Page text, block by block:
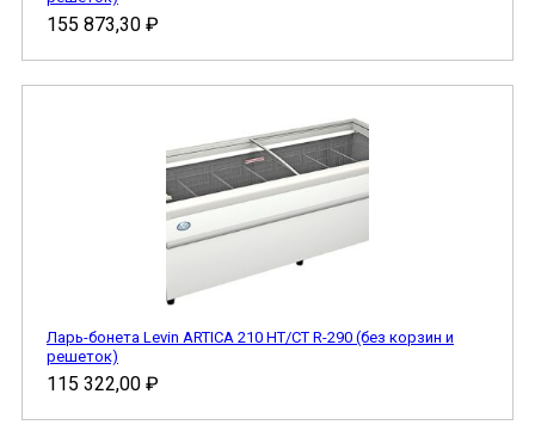
155 873,30 ₽
Ларь-бонета Levin ARTICA 210 НТ/СТ R-290 (без корзин и
решеток)
115 322,00 ₽